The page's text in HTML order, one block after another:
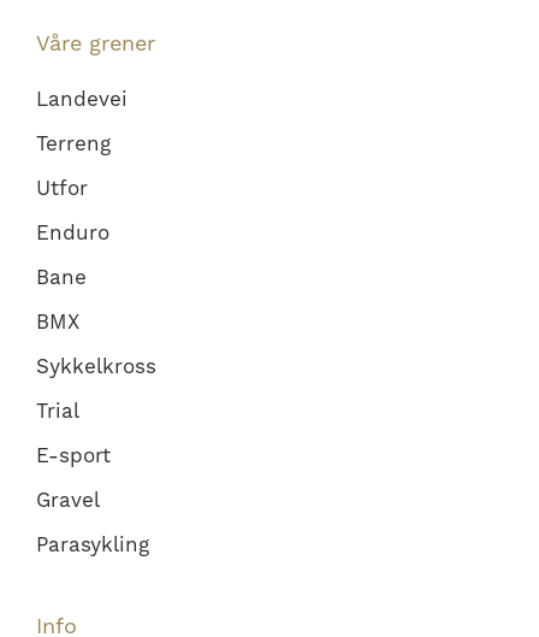
Våre grener
Landevei
Terreng
Utfor
Enduro
Bane
BMX
Sykkelkross
Trial
E-sport
Gravel
Parasykling
Info